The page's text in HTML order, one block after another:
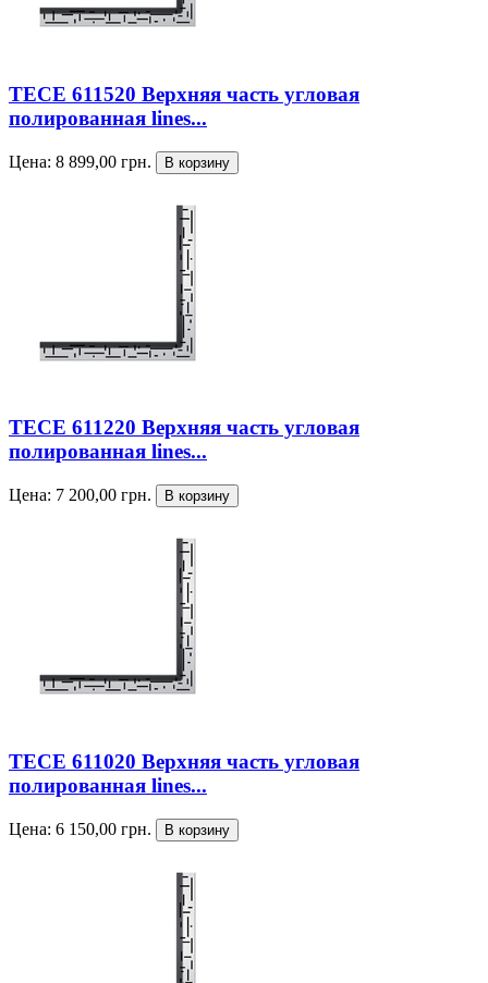
TECE 611520 Верхняя часть угловая
полированная lines...
Цена: 8 899,00 грн.
TECE 611220 Верхняя часть угловая
полированная lines...
Цена: 7 200,00 грн.
TECE 611020 Верхняя часть угловая
полированная lines...
Цена: 6 150,00 грн.